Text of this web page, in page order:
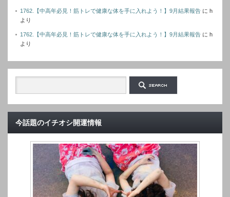
1762.【中高年必見！筋トレで健康な体を手に入れよう！】9月結果報告 に h
より
1762.【中高年必見！筋トレで健康な体を手に入れよう！】9月結果報告 に h
より
今話題のイチオシ開運情報